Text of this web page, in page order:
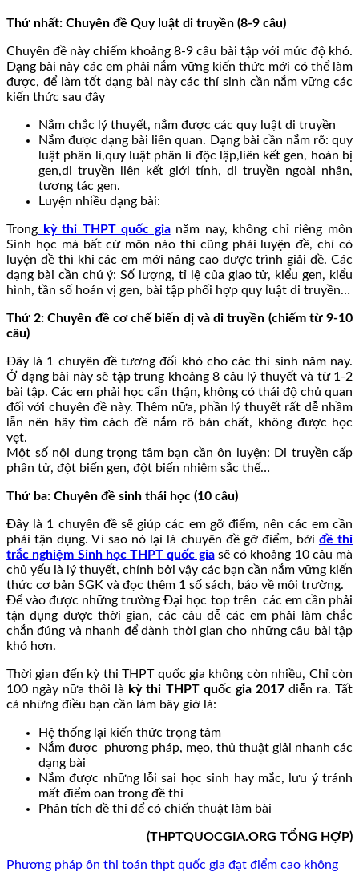
Thứ nhất: Chuyên đề Quy luật di truyền (8-9 câu)
Chuyên đề này chiếm khoảng 8-9 câu bài tập với mức độ khó.
Dạng bài này các em phải nắm vững kiến thức mới có thể làm
được, để làm tốt dạng bài này các thí sinh cần nắm vững các
kiến thức sau đây
Nắm chắc lý thuyết, nắm được các quy luật di truyền
Nắm được dạng bài liên quan. Dạng bài cần nắm rõ: quy
luật phân li,quy luật phân li độc lập,liên kết gen, hoán bị
gen,di truyền liên kết giới tính, di truyền ngoài nhân,
tương tác gen.
Luyện nhiều dạng bài:
Trong kỳ thi THPT quốc gianăm nay, không chỉ riêng môn
Sinh học mà bất cứ môn nào thì cũng phải luyện đề, chỉ có
luyện đề thì khi các em mới nâng cao được trình giải đề. Các
dạng bài cần chú ý: Số lượng, tỉ lệ của giao tử, kiểu gen, kiểu
hình, tần số hoán vị gen, bài tập phối hợp quy luật di truyền…
Thứ 2: Chuyên đề cơ chế biến dị và di truyền (chiếm từ 9-10
câu)
Đây là 1 chuyên đề tương đối khó cho các thí sinh năm nay.
Ở dạng bài này sẽ tập trung khoảng 8 câu lý thuyết và từ 1-2
bài tập. Các em phải học cẩn thận, không có thái độ chủ quan
đối với chuyên đề này. Thêm nữa, phần lý thuyết rất dễ nhầm
lẫn nên hãy tìm cách đề nắm rõ bản chất, không được học
vẹt.
Một số nội dung trọng tâm bạn cần ôn luyện: Di truyền cấp
phân tử, đột biến gen, đột biến nhiễm sắc thể…
Thứ ba: Chuyên đề sinh thái học (10 câu)
Đây là 1 chuyên đề sẽ giúp các em gỡ điểm, nên các em cần
phải tận dụng. Vì sao nó lại là chuyên đề gỡ điểm, bởi đề thi
trắc nghiệm Sinh học THPT quốc giasẽ có khoảng 10 câu mà
chủ yếu là lý thuyết, chính bởi vậy các bạn cần nắm vững kiến
thức cơ bản SGK và đọc thêm 1 số sách, báo về môi trường.
Để vào được những trường Đại học top trên các em cần phải
tận dụng được thời gian, các câu dễ các em phải làm chắc
chắn đúng và nhanh để dành thời gian cho những câu bài tập
khó hơn.
Thời gian đến kỳ thi THPT quốc gia không còn nhiều, Chỉ còn
100 ngày nữa thôi là kỳ thi THPT quốc gia 2017diễn ra. Tất
cả những điều bạn cần làm bây giờ là:
Hệ thống lại kiến thức trọng tâm
Nắm được phương pháp, mẹo, thủ thuật giải nhanh các
dạng bài
Nắm được những lỗi sai học sinh hay mắc, lưu ý tránh
mất điểm oan trong đề thi
Phân tích đề thi để có chiến thuật làm bài
(THPTQUOCGIA.ORG TỔNG HỢP)
Phương pháp ôn thi toán thpt quốc gia đạt điểm cao không